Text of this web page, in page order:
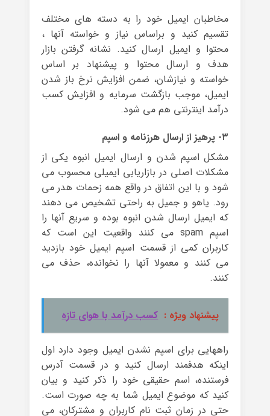
مخاطبان ایمیل خود را به دسته های مختلف
تقسیم کنید و براساس نیاز و خواسته آنها ،
محتوا و ایمیل ارسال کنید. نشانه گرفتن بازار
هدف و ارسال محتوا و پیشنهاد بر اساس
خواسته و نیازشان، ضمن افزایش نرخ باز شدن
ایمیل، موجب بازگشت سرمایه و افزایش کسب
درآمد اینترنتی هم می شود.
۳- پرهیز از ارسال هرزنامه و اسپم
مشکل اسپم شدن و ارسال ایمیل انبوه یکی از
مشکلات اصلی در بازاریابی ایمیلی محسوب می
شود و با این اتفاق در واقع همه زحمات هدر می
رود. یاهو و جمیل به راحتی تشخیص می دهند
که ایمیل ارسال شدن انبوه بوده و سریع آنها را
اسپم spam می کنند واقعیت این است که
کاربران کمی از قسمت اسپم ایمیل خود بازدید
می کنند و معمولا آنها را نخوانده، حذف می
کنند.
پیشنهاد ویژه : کسب درآمد با هوای تازه
راههایی برای اسپم نشدن ایمیل وجود دارد اول
اینکه هدفمند ارسال کنید و در قسمت آدرس
فرستنده، اسم حقیقی خود را ذکر کنید و بیان
کنید که موضوع ایمیل شما به چه صورت است.
حتی در زمان ثبت نام کاربران و مشترکان، می